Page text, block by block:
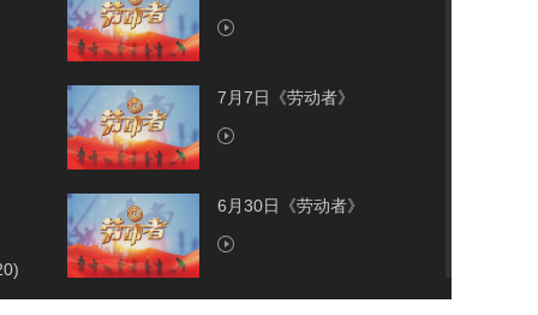
7月7日《劳动者》
6月30日《劳动者》